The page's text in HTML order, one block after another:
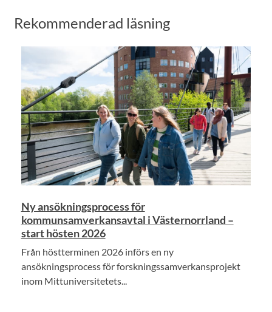
Rekommenderad läsning
Ny ansökningsprocess för
kommunsamverkansavtal i Västernorrland –
start hösten 2026
Från höstterminen 2026 införs en ny
ansökningsprocess för forskningssamverkansprojekt
inom Mittuniversitetets...